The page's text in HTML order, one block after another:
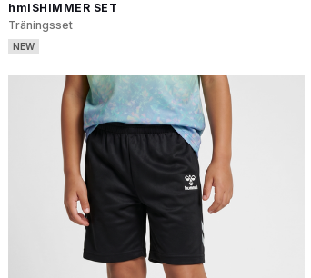
hmlSHIMMER SET
Träningsset
NEW